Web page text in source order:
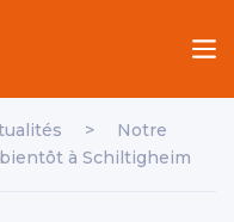
>
Notre
à Schiltigheim